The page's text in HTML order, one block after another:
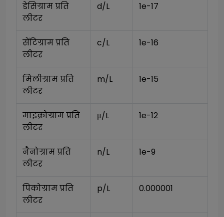
डेसिग्राम प्रति
लीटर
d/L 1e-17
सेंटिग्राम प्रति
लीटर
c/L 1e-16
मिलीग्राम प्रति
लीटर
m/L 1e-15
माइक्रोग्राम प्रति
लीटर
μ/L 1e-12
नैनोग्राम प्रति
लीटर
n/L 1e-9
पिकोग्राम प्रति
लीटर
p/L 0.000001